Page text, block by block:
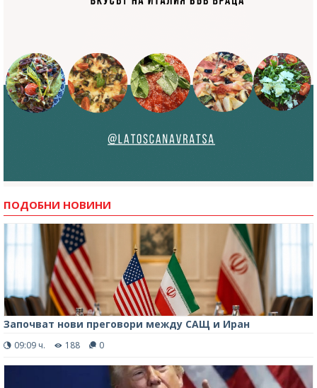
ПОДОБНИ НОВИНИ
Започват нови преговори между САЩ и Иран
09:09 ч. 188 0